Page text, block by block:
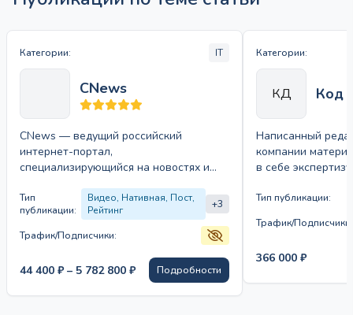
Категории: IT
CNews
CNews — ведущий российский
интернет-портал,
специализирующийся на новостях и
технологий и телекоммуникаций. На
сайте представлены разделы:…
Тип
публикации:
Видео, Нативная, Пост,
Рейтинг
+3
Трафик/Подписчики:
44 400 ₽ – 5 782 800 ₽Диапазон
цен:
44
Подробности
Категории:
КД Код
Написанный
компании
в себе
также
Тип публикации:
Трафик/Подписчики:
366 000 ₽